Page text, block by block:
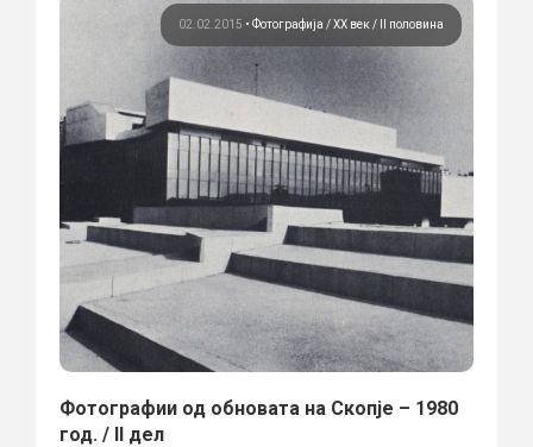
02.02.2015 • Фотографија ХХ век / II половина
Фотографии од обновата на Скопје – 1980
год. / II дел